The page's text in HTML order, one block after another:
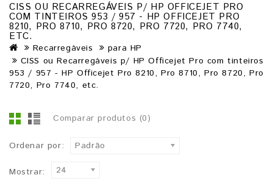
CISS OU RECARREGÁVEIS P/ HP OFFICEJET PRO
COM TINTEIROS 953 / 957 - HP OFFICEJET PRO
8210, PRO 8710, PRO 8720, PRO 7720, PRO 7740,
ETC.
Recarregáveis
para HP
CISS ou Recarregáveis p/ HP Officejet Pro com tinteiros
953 / 957 - HP Officejet Pro 8210, Pro 8710, Pro 8720, Pro
7720, Pro 7740, etc.
Comparar produtos (0)
Ordenar por: Padrão
Mostrar: 24